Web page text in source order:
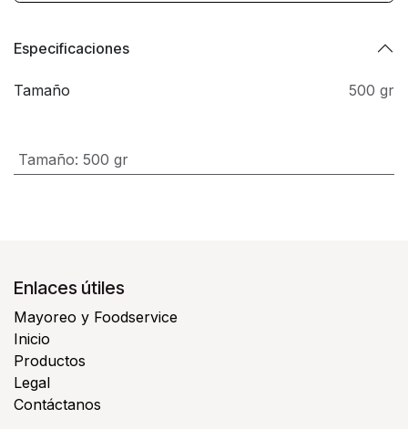
Especificaciones
Tamaño 500 gr
Tamaño: 500 gr
Enlaces útiles
Mayoreo y Foodservice
Inicio
Productos
Legal
Contáctanos